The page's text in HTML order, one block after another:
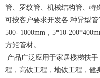
管、罗纹管、机械结构管、特
可按客户要求开发各 种异型管
500- 1000mm，5*10-
方矩管材。
产品广泛应用于家居楼梯扶
程，高铁工程，地铁工程，健